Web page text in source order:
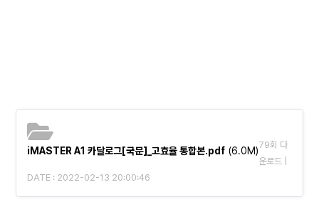
iMASTER A1 카달로그[국문]_고효율 통합본.pdf (6.0M)
79회 다
운로드 |
DATE : 2022-02-13 20:00:46